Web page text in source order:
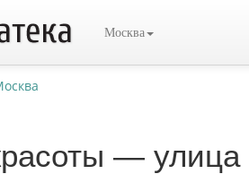
Москва
— улица